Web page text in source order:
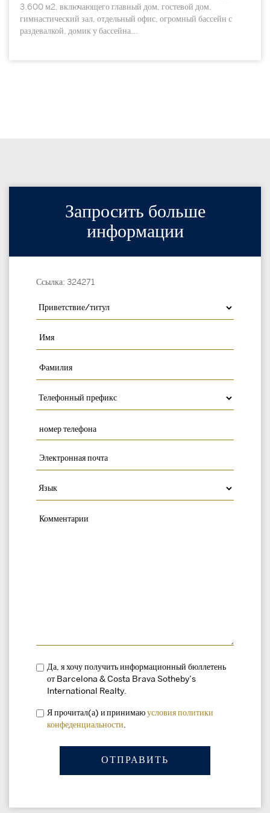
3.600 м2, включающего главный дом, гостевой дом,
гимнастический зал, отдельный офис, огромный бассейн с
раздевалкой, домик у бассейна...
Запросить больше
информации
Ссылка: 324271
Да, я хочу получить информационный бюллетень
от Barcelona & Costa Brava Sotheby’s
International Realty.
Я прочитал(а) и принимаю условия политики
конфеденциальности